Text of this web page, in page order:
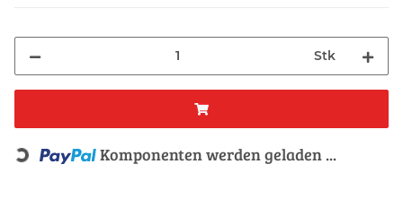
Stk
Loading... Komponenten werden geladen ...